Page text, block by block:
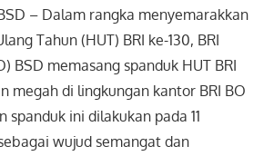
– Dalam rangka menyemarakkan
Tahun (HUT) BRI ke-130, BRI
BSD memasang spanduk HUT BRI
megah di lingkungan kantor BRI BO
spanduk ini dilakukan pada 11
wujud semangat dan